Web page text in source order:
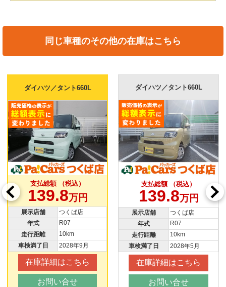
同じ車種のその他の在庫はこちら
ダイハツ／タント660L
支払総額 （税込）
139.8
展示店舗
年式
走行距離
車検満了日
在庫詳細はこちら
お問い合せ
ダイハツ／タント
支払総額 （税込）
139.8万
展示店舗
年式
走行距離
車検満了日
在庫詳細はこち
お問い合せ